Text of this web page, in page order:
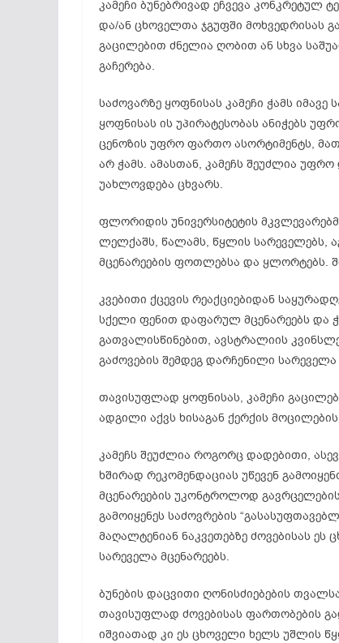
კამეჩი ბუნებრივად ეჩვევა
და/ან ცხოველთა ჯგუფში მოხვედრისას
გაცილებით ძნელია ღობით ან სხვა
გაჩერება.
საძოვარზე ყოფნისას კამეჩი ჭამს იმავე
ყოფნისას ის უპირატესობას ანიჭებს
ცენოზის უფრო ფართო ასორტიმენტს,
არ ჭამს. ამასთან, კამეჩს შეუძლია
უახლოვდება ცხვარს.
ფლორიდის უნივერსიტეტის
ლელქაშს, წალამს, წყლის სარეველებს,
მცენარეების ფოთლებსა და ყლორტებს.
კვებითი ქცევის რეაქციებიდან
სქელი ფენით დაფარულ მცენარეებს და
გათვალისწინებით, ავსტრალიის
გაძოვების შემდეგ დარჩენილი
თავისუფლად ყოფნისას, კამეჩი
ადგილი აქვს ხისაგან ქერქის
კამეჩს შეუძლია როგორც დადებითი,
ხშირად რეკომენდაციას უწევენ
მცენარეების უკონტროლოდ
გამოიყენეს საძოვრების
მაღალტენიან ნაკვეთებზე ძოვებისას ეს
სარეველა მცენარეებს.
ბუნების დაცვითი ღონისძიებების
თავისუფლად ძოვებისას ფართობების
იშვიათად კი ეს ცხოველი ხელს უშლის